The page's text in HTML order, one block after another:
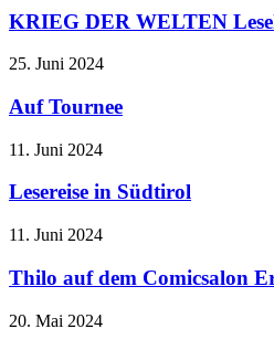
KRIEG DER WELTEN
25. Juni 2024
Auf Tournee
11. Juni 2024
Lesereise in Südtirol
11. Juni 2024
Thilo auf dem Comicsalon
20. Mai 2024